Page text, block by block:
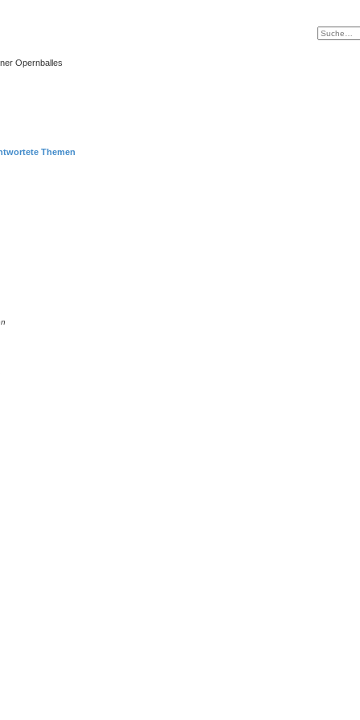
Opernballes
Themen